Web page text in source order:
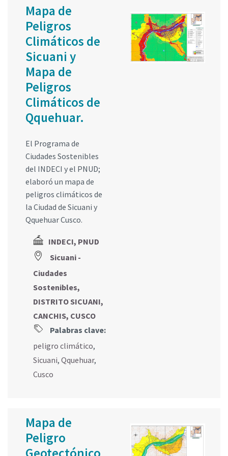
Mapa de
Peligros
Climáticos de
Sicuani y
Mapa de
Peligros
Climáticos de
Qquehuar.
El Programa de
Ciudades Sostenibles
del INDECI y el PNUD;
elaboró un mapa de
peligros climáticos de
la Ciudad de Sicuani y
Qquehuar Cusco.
INDECI, PNUD
Sicuani -
Ciudades
Sostenibles,
DISTRITO SICUANI,
CANCHIS, CUSCO
Palabras clave:
peligro climático,
Sicuani, Qquehuar,
Cusco
Mapa de
Peligro